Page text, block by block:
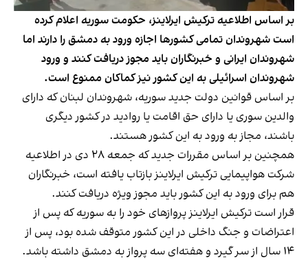
بر اساس اطلاعیه ترکیش ایرلاینز، حکومت سوریه اعلام کرده
است شهروندان تمامی کشورها اجازه ورود به دمشق را دارند اما
شهروندان ایرانی و خبرنگاران باید مجوز دریافت کنند و ورود
شهروندان اسرائیلی به این کشور نیز کماکان ممنوع است.
بر اساس قوانین دولت جدید سوریه، شهروندان لبنان که دارای
والدین سوری یا دارای حق اقامت یا روادید در کشور دیگری
باشند، مجاز به ورود به این کشور هستند.
همچنین بر اساس مقررات جدید که جمعه ۲۸ دی در اطلاعیه
شرکت هواپیمایی ترکیش ایرلاینز بازتاب یافته است، خبرنگاران
هم برای ورود به این کشور باید مجوز ویژه دریافت کنند.
قرار است ترکیش‌ ایرلاینز پروازهای خود را به سوریه که پس از
اعتراضات و جنگ داخلی در این کشور متوقف شده بود، پس از
۱۴ سال از سر گیرد و هفته‌ای سه پرواز به دمشق داشته باشد.